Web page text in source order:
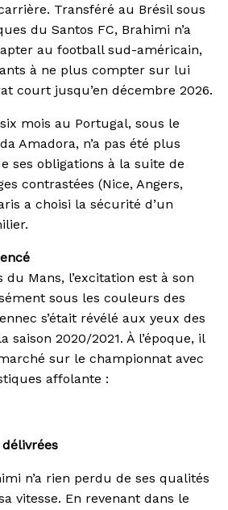
Transféré au Brésil sous
du Santos FC, Brahimi n’a
au football sud-américain,
à ne plus compter sur lui
court jusqu’en décembre 2026.
mois au Portugal, sous le
Amadora, n’a pas été plus
ses obligations à la suite de
contrastées (Nice, Angers,
a choisi la sécurité d’un
Mans, l’excitation est à son
sous les couleurs des
s’était révélé aux yeux des
2020/2021. À l’époque, il
sur le championnat avec
affolante :
délivrées
n’a rien perdu de ses qualités
vitesse. En revenant dans le